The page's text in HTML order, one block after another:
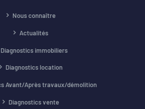
Nous connaître
Actualités
Diagnostics immobiliers
Diagnostics location
Avant/Après travaux/démolition
Diagnostics vente